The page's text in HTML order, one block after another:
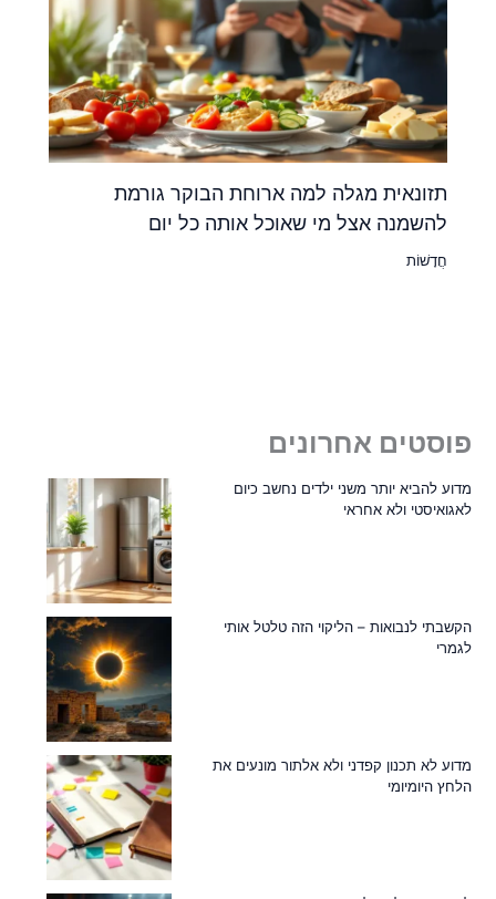
תזונאית מגלה למה ארוחת הבוקר גורמת
להשמנה אצל מי שאוכל אותה כל יום
חֲדָשׁוֹת
פוסטים אחרונים
מדוע להביא יותר משני ילדים נחשב כיום
לאגואיסטי ולא אחראי
הקשבתי לנבואות – הליקוי הזה טלטל אותי
לגמרי
מדוע לא תכנון קפדני ולא אלתור מונעים את
הלחץ היומיומי